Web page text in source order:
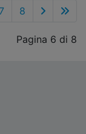
7 8
Pagina 6 di 8